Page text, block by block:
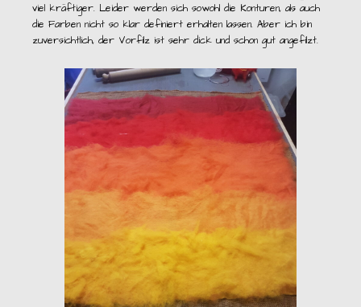
viel kräftiger. Leider werden sich sowohl die Konturen, als auch
die Farben nicht so klar definiert erhalten lassen. Aber ich bin
zuversichtlich, der Vorfilz ist sehr dick und schon gut angefilzt.